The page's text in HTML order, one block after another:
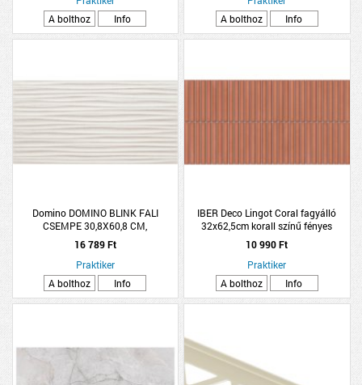
A bolthoz
Info
A bolthoz
Info
Domino DOMINO BLINK FALI
CSEMPE 30,8X60,8 CM,
1,12M2/CSOMAG, SZÜRKE
STRUKTURÁLT
16 789 Ft
Praktiker
A bolthoz
Info
IBER Deco Lingot Coral fagyálló
32x62,5cm korall színű fényes
dekorcsempe
10 990 Ft
Praktiker
A bolthoz
Info